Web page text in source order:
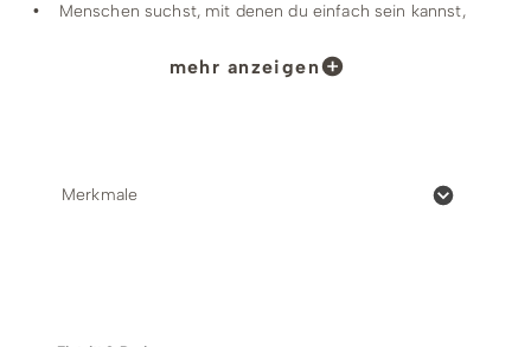
• Menschen suchst, mit denen du einfach sein kannst,
Winterberg – Den genauen Treffpunkt findest du auf
mehr anzeigen
Merkmale